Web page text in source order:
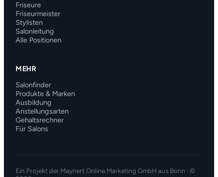
Friseure
Friseurmeister
Stylisten
Salonleitung
Alle Positionen
MEHR
Salonfinder
Produkte & Marken
Ausbildung
Anstellungsarten
Gehaltsrechner
Für Salons
Ein Projekt der Maynert Online Marketing GmbH aus Bonn · ©